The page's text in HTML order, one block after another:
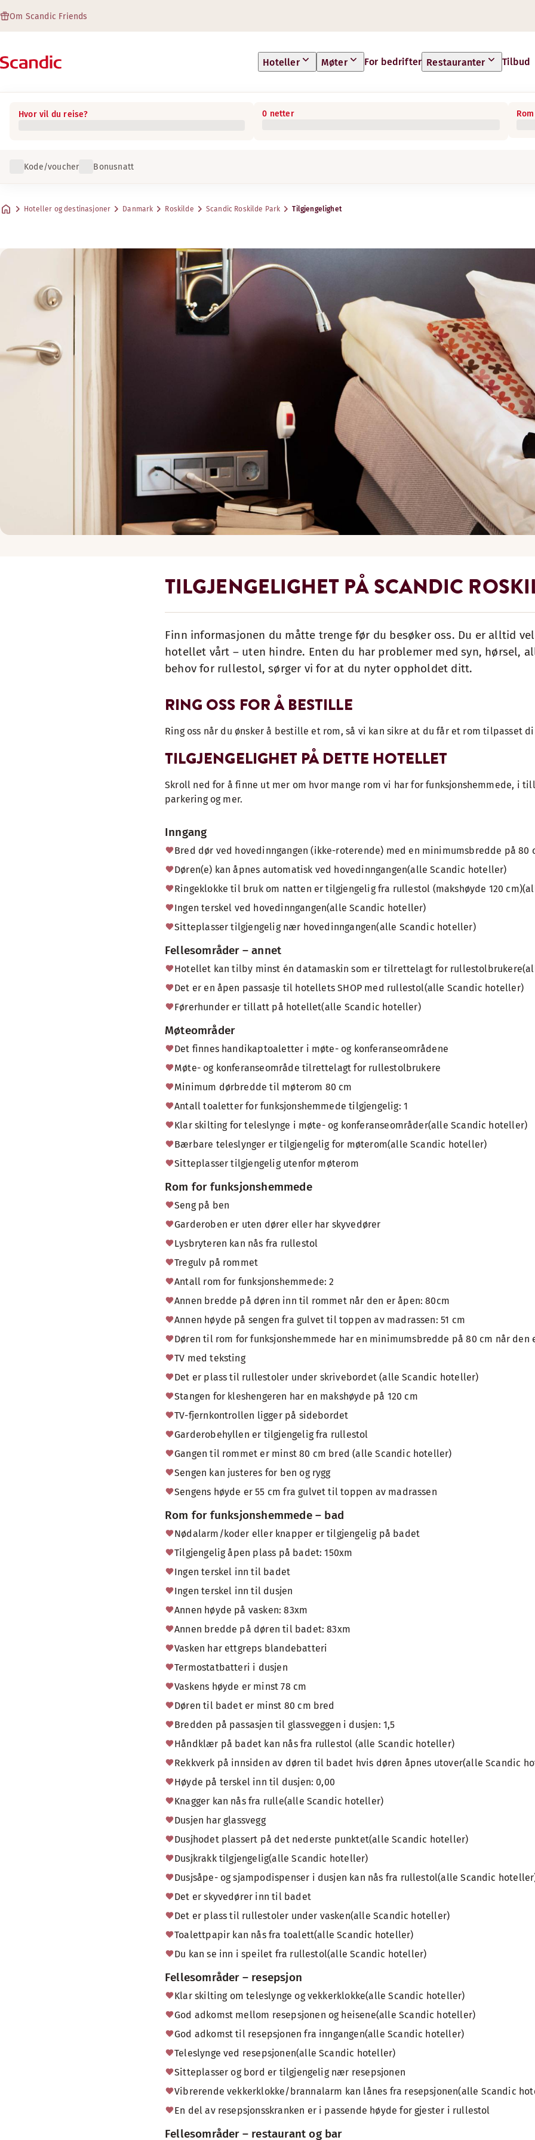
Om Scandic Friends
Hoteller Møter For bedrifter Restauranter Tilbud
Hvor vil du reise? 0 netter
Kode/voucher Bonusnatt
Hoteller og destinasjoner Danmark Roskilde Scandic Roskilde Park Tilgjengelighet
TILGJENGELIGHET PÅ SCANDIC
Finn informasjonen du måtte trenge før du besøker oss. Du er alltid
hotellet vårt – uten hindre. Enten du har problemer med syn, hørsel,
behov for rullestol, sørger vi for at du nyter oppholdet ditt.
RING OSS FOR Å BESTILLE
Ring oss når du ønsker å bestille et rom, så vi kan sikre at du får et rom tilpasset
TILGJENGELIGHET PÅ DETTE HOTELLET
Skroll ned for å finne ut mer om hvor mange rom vi har for funksjonshemmede, i
parkering og mer.
Inngang
Bred dør ved hovedinngangen (ikke-roterende) med en minimumsbredde på 80
Døren(e) kan åpnes automatisk ved hovedinngangen(alle Scandic hoteller)
Ringeklokke til bruk om natten er tilgjengelig fra rullestol (makshøyde 120
Ingen terskel ved hovedinngangen(alle Scandic hoteller)
Sitteplasser tilgjengelig nær hovedinngangen(alle Scandic hoteller)
Fellesområder – annet
Hotellet kan tilby minst én datamaskin som er tilrettelagt for
Det er en åpen passasje til hotellets SHOP med rullestol(alle Scandic hoteller)
Førerhunder er tillatt på hotellet(alle Scandic hoteller)
Møteområder
Det finnes handikaptoaletter i møte- og konferanseområdene
Møte- og konferanseområde tilrettelagt for rullestolbrukere
Minimum dørbredde til møterom 80 cm
Antall toaletter for funksjonshemmede tilgjengelig: 1
Klar skilting for teleslynge i møte- og konferanseområder(alle Scandic hoteller)
Bærbare teleslynger er tilgjengelig for møterom(alle Scandic hoteller)
Sitteplasser tilgjengelig utenfor møterom
Rom for funksjonshemmede
Seng på ben
Garderoben er uten dører eller har skyvedører
Lysbryteren kan nås fra rullestol
Tregulv på rommet
Antall rom for funksjonshemmede: 2
Annen bredde på døren inn til rommet når den er åpen: 80cm
Annen høyde på sengen fra gulvet til toppen av madrassen: 51 cm
Døren til rom for funksjonshemmede har en minimumsbredde på 80 cm når den
TV med teksting
Det er plass til rullestoler under skrivebordet (alle Scandic hoteller)
Stangen for kleshengeren har en makshøyde på 120 cm
TV-fjernkontrollen ligger på sidebordet
Garderobehyllen er tilgjengelig fra rullestol
Gangen til rommet er minst 80 cm bred (alle Scandic hoteller)
Sengen kan justeres for ben og rygg
Sengens høyde er 55 cm fra gulvet til toppen av madrassen
Rom for funksjonshemmede – bad
Nødalarm/koder eller knapper er tilgjengelig på badet
Tilgjengelig åpen plass på badet: 150xm
Ingen terskel inn til badet
Ingen terskel inn til dusjen
Annen høyde på vasken: 83xm
Annen bredde på døren til badet: 83xm
Vasken har ettgreps blandebatteri
Termostatbatteri i dusjen
Vaskens høyde er minst 78 cm
Døren til badet er minst 80 cm bred
Bredden på passasjen til glassveggen i dusjen: 1,5
Håndklær på badet kan nås fra rullestol (alle Scandic hoteller)
Rekkverk på innsiden av døren til badet hvis døren åpnes utover(alle Scandic
Høyde på terskel inn til dusjen: 0,00
Knagger kan nås fra rulle(alle Scandic hoteller)
Dusjen har glassvegg
Dusjhodet plassert på det nederste punktet(alle Scandic hoteller)
Dusjkrakk tilgjengelig(alle Scandic hoteller)
Dusjsåpe- og sjampodispenser i dusjen kan nås fra rullestol(alle Scandic
Det er skyvedører inn til badet
Det er plass til rullestoler under vasken(alle Scandic hoteller)
Toalettpapir kan nås fra toalett(alle Scandic hoteller)
Du kan se inn i speilet fra rullestol(alle Scandic hoteller)
Fellesområder – resepsjon
Klar skilting om teleslynge og vekkerklokke(alle Scandic hoteller)
God adkomst mellom resepsjonen og heisene(alle Scandic hoteller)
God adkomst til resepsjonen fra inngangen(alle Scandic hoteller)
Teleslynge ved resepsjonen(alle Scandic hoteller)
Sitteplasser og bord er tilgjengelig nær resepsjonen
Vibrerende vekkerklokke/brannalarm kan lånes fra resepsjonen(alle Scandic
En del av resepsjonsskranken er i passende høyde for gjester i rullestol
Fellesområder – restaurant og bar